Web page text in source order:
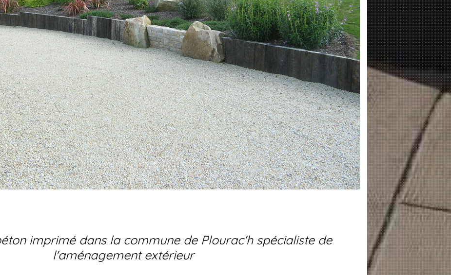
imprimé dans la commune de Plourac'h spécialiste de
l'aménagement extérieur